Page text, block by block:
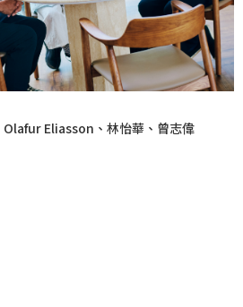
Olafur Eliasson、林怡華、曾志偉